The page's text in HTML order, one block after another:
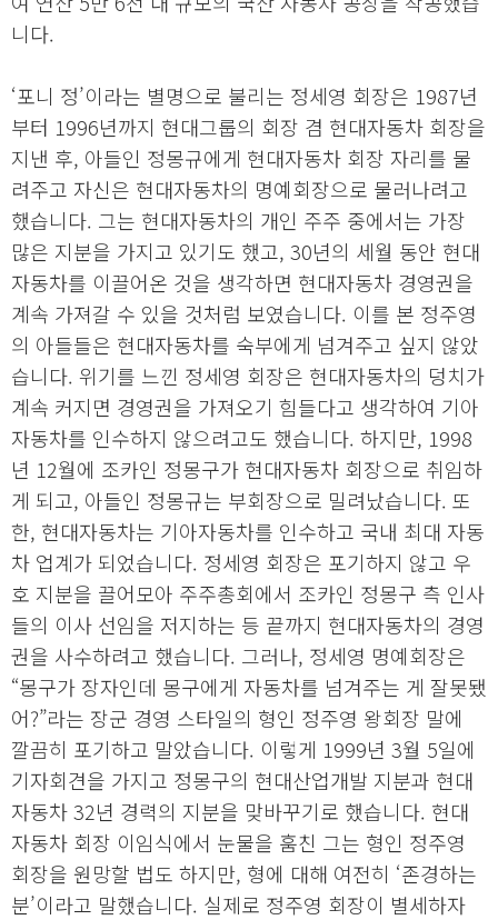
니다.
‘포니 정’이라는 별명으로 불리는 정세영 회장은 1987년
부터 1996년까지 현대그룹의 회장 겸 현대자동차 회장을
지낸 후, 아들인 정몽규에게 현대자동차 회장 자리를 물
려주고 자신은 현대자동차의 명예회장으로 물러나려고
했습니다. 그는 현대자동차의 개인 주주 중에서는 가장
많은 지분을 가지고 있기도 했고, 30년의 세월 동안 현대
자동차를 이끌어온 것을 생각하면 현대자동차 경영권을
계속 가져갈 수 있을 것처럼 보였습니다. 이를 본 정주영
의 아들들은 현대자동차를 숙부에게 넘겨주고 싶지 않았
습니다. 위기를 느낀 정세영 회장은 현대자동차의 덩치가
계속 커지면 경영권을 가져오기 힘들다고 생각하여 기아
자동차를 인수하지 않으려고도 했습니다. 하지만, 1998
년 12월에 조카인 정몽구가 현대자동차 회장으로 취임하
게 되고, 아들인 정몽규는 부회장으로 밀려났습니다. 또
한, 현대자동차는 기아자동차를 인수하고 국내 최대 자동
차 업계가 되었습니다. 정세영 회장은 포기하지 않고 우
호 지분을 끌어모아 주주총회에서 조카인 정몽구 측 인사
들의 이사 선임을 저지하는 등 끝까지 현대자동차의 경영
권을 사수하려고 했습니다. 그러나, 정세영 명예회장은
“몽구가 장자인데 몽구에게 자동차를 넘겨주는 게 잘못됐
어?”라는 장군 경영 스타일의 형인 정주영 왕회장 말에
깔끔히 포기하고 말았습니다. 이렇게 1999년 3월 5일에
기자회견을 가지고 정몽구의 현대산업개발 지분과 현대
자동차 32년 경력의 지분을 맞바꾸기로 했습니다. 현대
자동차 회장 이임식에서 눈물을 훔친 그는 형인 정주영
회장을 원망할 법도 하지만, 형에 대해 여전히 ‘존경하는
분’이라고 말했습니다. 실제로 정주영 회장이 별세하자